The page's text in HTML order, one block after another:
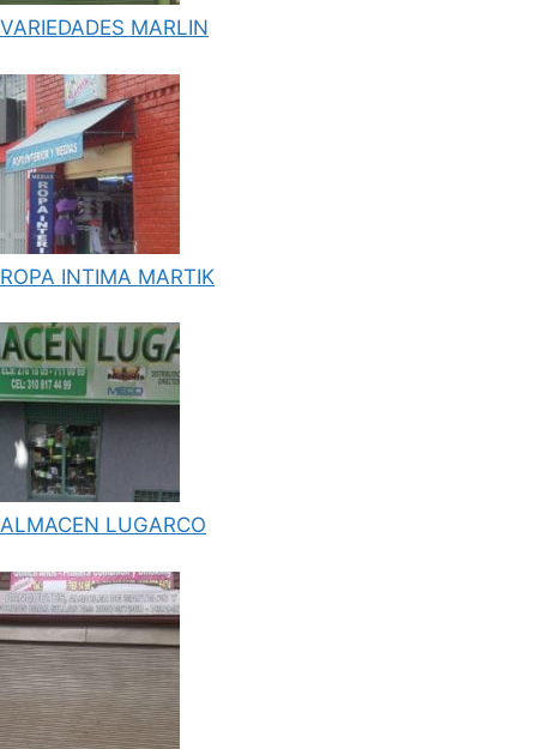
VARIEDADES MARLIN
ROPA INTIMA MARTIK
ALMACEN LUGARCO